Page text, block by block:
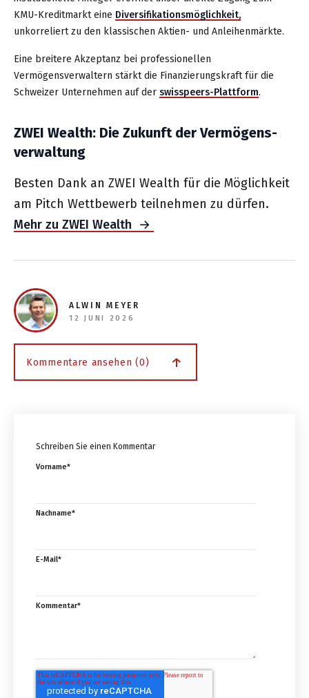
KMU-Kreditmarkt eine Diversifikationsmöglichkeit,
unkorreliert zu den klassischen Aktien- und Anleihenmärkte.
Eine breitere Akzeptanz bei professionellen
Vermögensverwaltern stärkt die Finanzierungskraft für die
Schweizer Unternehmen auf der swisspeers-Plattform.
ZWEI Wealth: Die Zukunft der Vermögens­
verwaltung
Besten Dank an ZWEI Wealth für die Möglichkeit
am Pitch Wettbewerb teilnehmen zu dürfen.
Mehr zu ZWEI Wealth →
ALWIN MEYER
12 JUNI 2026
Kommentare ansehen (0)
Schreiben Sie einen Kommentar
Vorname*
Nachname*
E-Mail*
Kommentar*